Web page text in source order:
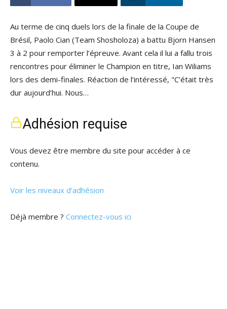
Au terme de cinq duels lors de la finale de la Coupe de
Brésil, Paolo Cian (Team Shosholoza) a battu Bjorn Hansen
3 à 2 pour remporter l’épreuve. Avant cela il lui a fallu trois
rencontres pour éliminer le Champion en titre, Ian Wiliams
lors des demi-finales. Réaction de l’intéressé, "C’était très
dur aujourd’hui. Nous…
Adhésion requise
Vous devez être membre du site pour accéder à ce
contenu.
Voir les niveaux d’adhésion
Déjà membre ? Connectez-vous ici